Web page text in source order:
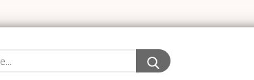
Suche...